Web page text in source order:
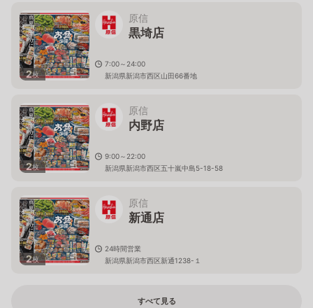
2枚
原信
黒埼店
7:00～24:00
新潟県新潟市西区山田66番地
2枚
原信
内野店
9:00～22:00
新潟県新潟市西区五十嵐中島5-18-58
2枚
原信
新通店
24時間営業
新潟県新潟市西区新通1238-１
すべて見る